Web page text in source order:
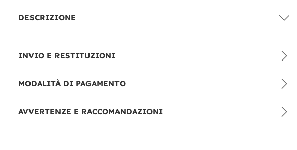
DESCRIZIONE
INVIO E RESTITUZIONI
MODALITÀ DI PAGAMENTO
AVVERTENZE E RACCOMANDAZIONI